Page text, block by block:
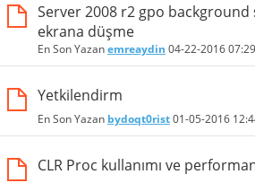
Server 2008 r2 gpo background
ekrana düşme
En Son Yazanemreaydin 04-22-2016
Yetkilendirm
En Son Yazan bydoqt0rist01-05-2016
CLR Proc kullanımı ve